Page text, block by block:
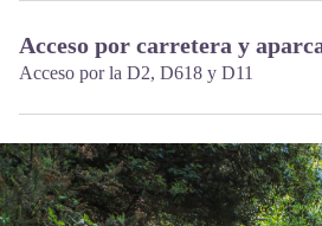
Acceso por carretera y
Acceso por la D2, D618 y D11